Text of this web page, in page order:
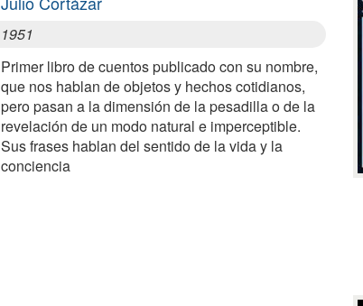
1951
Primer libro de cuentos publicado con su nombre,
que nos hablan de objetos y hechos cotidianos,
pero pasan a la dimensión de la pesadilla o de la
revelación de un modo natural e imperceptible.
Sus frases hablan del sentido de la vida y la
conciencia